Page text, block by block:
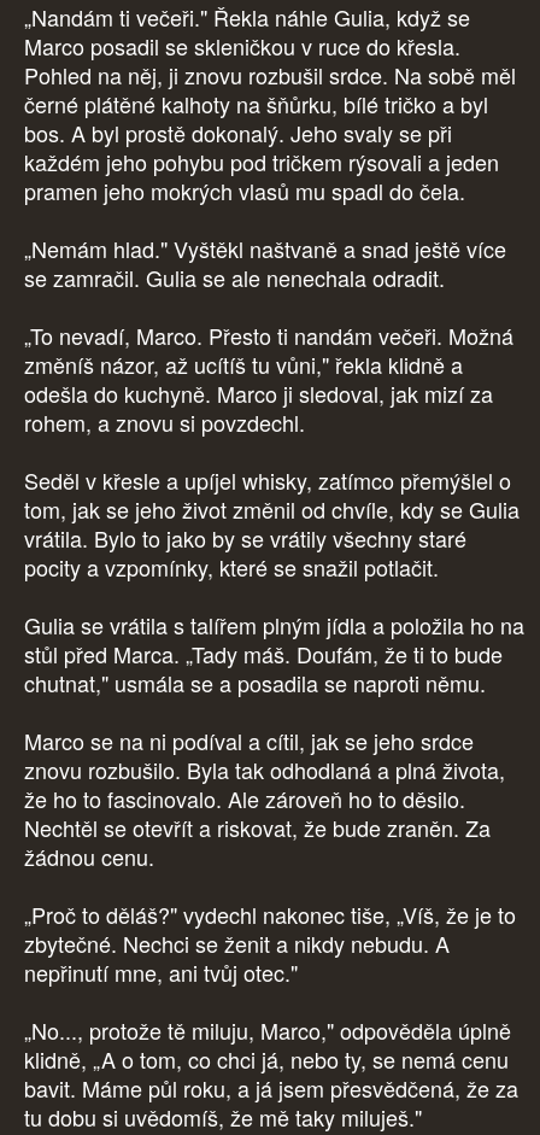
„Nandám ti večeři." Řekla náhle Gulia, když se
Marco posadil se skleničkou v ruce do křesla.
Pohled na něj, ji znovu rozbušil srdce. Na sobě měl
černé plátěné kalhoty na šňůrku, bílé tričko a byl
bos. A byl prostě dokonalý. Jeho svaly se při
každém jeho pohybu pod tričkem rýsovali a jeden
pramen jeho mokrých vlasů mu spadl do čela.
„Nemám hlad." Vyštěkl naštvaně a snad ještě více
se zamračil. Gulia se ale nenechala odradit.
„To nevadí, Marco. Přesto ti nandám večeři. Možná
změníš názor, až ucítíš tu vůni," řekla klidně a
odešla do kuchyně. Marco ji sledoval, jak mizí za
rohem, a znovu si povzdechl.
Seděl v křesle a upíjel whisky, zatímco přemýšlel o
tom, jak se jeho život změnil od chvíle, kdy se Gulia
vrátila. Bylo to jako by se vrátily všechny staré
pocity a vzpomínky, které se snažil potlačit.
Gulia se vrátila s talířem plným jídla a položila ho na
stůl před Marca. „Tady máš. Doufám, že ti to bude
chutnat," usmála se a posadila se naproti němu.
Marco se na ni podíval a cítil, jak se jeho srdce
znovu rozbušilo. Byla tak odhodlaná a plná života,
že ho to fascinovalo. Ale zároveň ho to děsilo.
Nechtěl se otevřít a riskovat, že bude zraněn. Za
žádnou cenu.
„Proč to děláš?" vydechl nakonec tiše, „Víš, že je to
zbytečné. Nechci se ženit a nikdy nebudu. A
nepřinutí mne, ani tvůj otec."
„No..., protože tě miluju, Marco," odpověděla úplně
klidně, „A o tom, co chci já, nebo ty, se nemá cenu
bavit. Máme půl roku, a já jsem přesvědčená, že za
tu dobu si uvědomíš, že mě taky miluješ."